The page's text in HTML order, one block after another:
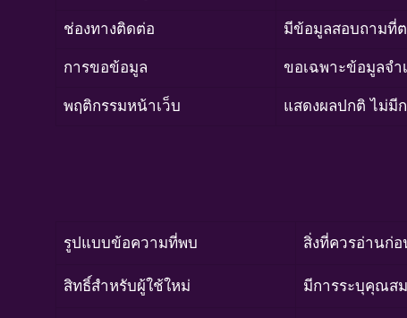
ช่องทางติดต่อ มีข้อมูลสอบถามที่
การขอข้อมูล ขอเฉพาะข้อมูลจำ
พฤติกรรมหน้าเว็บ แสดงผลปกติ ไม่มี
รูปแบบข้อความที่พบ สิ่งที่ควรอ่านก่
สิทธิ์สำหรับผู้ใช้ใหม่ มีการระบุคุณส